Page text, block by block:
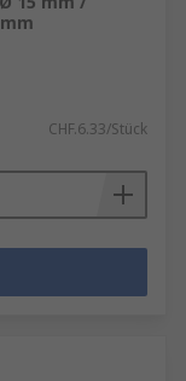
CHF.6.33/Stück